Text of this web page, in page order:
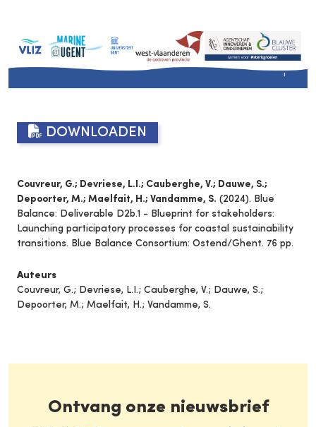
DOWNLOADEN
Couvreur, G.; Devriese, L.I.; Cauberghe, V.; Dauwe, S.;
Depoorter, M.; Maelfait, H.; Vandamme, S. (2024). Blue
Balance: Deliverable D2b.1 - Blueprint for stakeholders:
Launching participatory processes for coastal sustainability
transitions. Blue Balance Consortium: Ostend/Ghent. 76 pp.
Auteurs
Couvreur, G.; Devriese, L.I.; Cauberghe, V.; Dauwe, S.;
Depoorter, M.; Maelfait, H.; Vandamme, S.
Ontvang onze nieuwsbrief